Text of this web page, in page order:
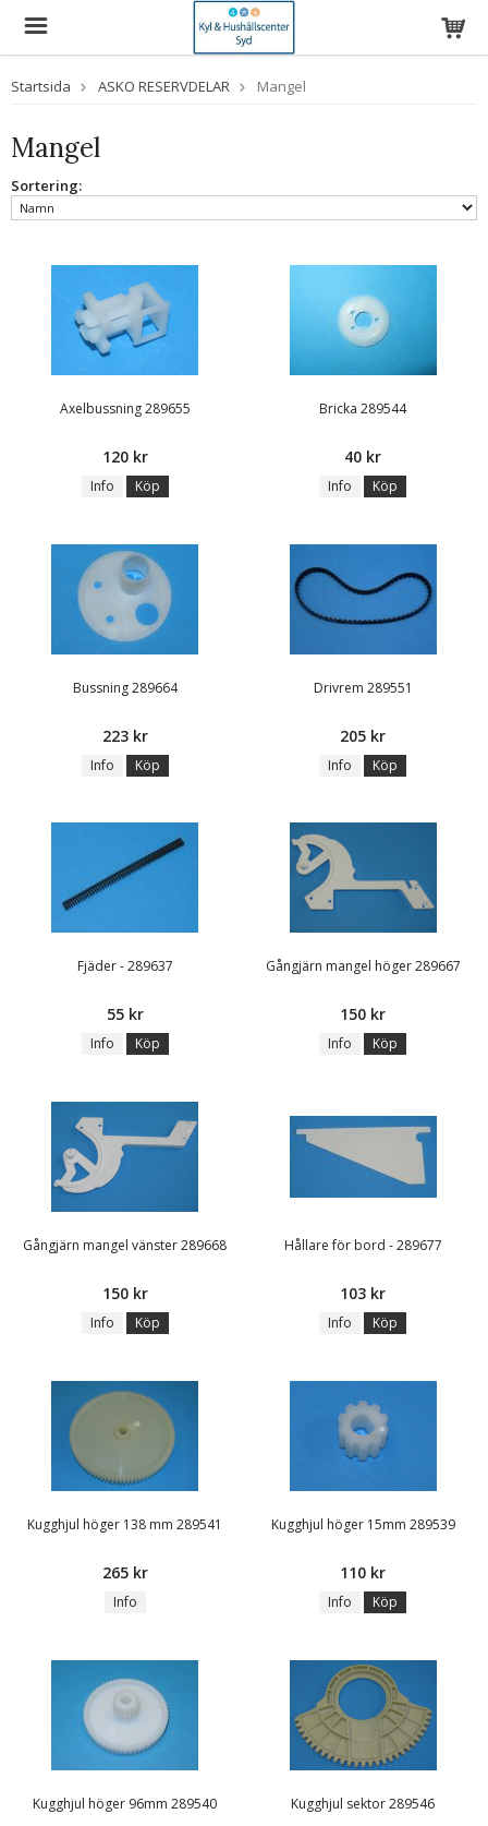
Startsida ASKO RESERVDELAR Mangel
Mangel
Sortering:
Axelbussning 289655
120 kr
Info Köp
Bricka 289544
40 kr
Info Köp
Bussning 289664
223 kr
Info Köp
Drivrem 289551
205 kr
Info Köp
Fjäder - 289637
55 kr
Info Köp
Gångjärn mangel höger 289667
150 kr
Info Köp
Gångjärn mangel vänster 289668
150 kr
Info Köp
Hållare för bord - 289677
103 kr
Info Köp
Kugghjul höger 138 mm 289541
265 kr
Info
Kugghjul höger 15mm 289539
110 kr
Info Köp
Kugghjul höger 96mm 289540 Kugghjul sektor 289546